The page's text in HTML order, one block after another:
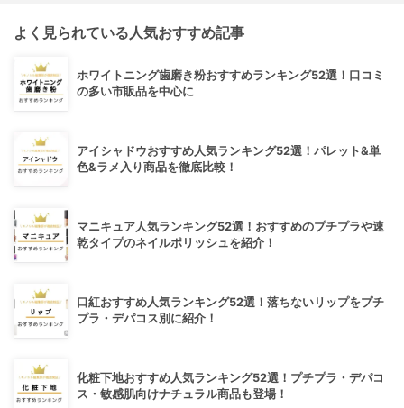
よく見られている人気おすすめ記事
ホワイトニング歯磨き粉おすすめランキング52選！口コミ
の多い市販品を中心に
アイシャドウおすすめ人気ランキング52選！パレット&単
色&ラメ入り商品を徹底比較！
マニキュア人気ランキング52選！おすすめのプチプラや速
乾タイプのネイルポリッシュを紹介！
口紅おすすめ人気ランキング52選！落ちないリップをプチ
プラ・デパコス別に紹介！
化粧下地おすすめ人気ランキング52選！プチプラ・デパコ
ス・敏感肌向けナチュラル商品も登場！